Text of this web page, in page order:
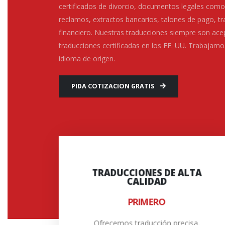
certificados de divorcio, documentos legales
reclamos, extractos bancarios, talones de pago,
financiero. Nuestras traducciones siempre son
traducciones certificadas en los EE. UU.
idioma de origen.
PIDA COTIZACION GRATIS
TRADUCCIONES DE ALTA
CALIDAD
PRIMERO
PRECISIÓN
Preparamos traducciones con una
declaración jurada de precisión